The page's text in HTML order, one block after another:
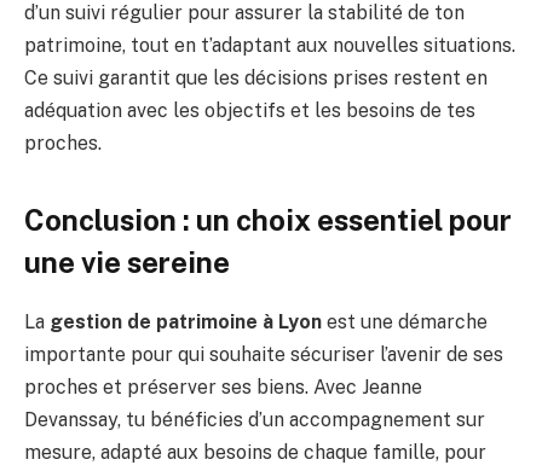
d’un suivi régulier pour assurer la stabilité de ton
patrimoine, tout en t’adaptant aux nouvelles situations.
Ce suivi garantit que les décisions prises restent en
adéquation avec les objectifs et les besoins de tes
proches.
Conclusion : un choix essentiel pour
une vie sereine
La gestion de patrimoine à Lyon est une démarche
importante pour qui souhaite sécuriser l’avenir de ses
proches et préserver ses biens. Avec Jeanne
Devanssay, tu bénéficies d’un accompagnement sur
mesure, adapté aux besoins de chaque famille, pour